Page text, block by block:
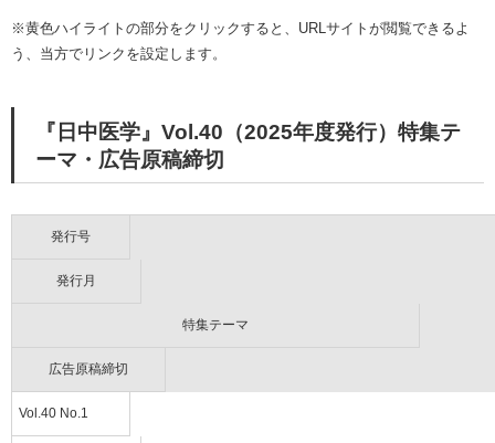
※黄色ハイライトの部分をクリックすると、URLサイトが閲覧できるよ
う、当方でリンクを設定します。
『日中医学』Vol.40（2025年度発行）特集テ
ーマ・広告原稿締切
発行号
発行月
特集テーマ
広告原稿締切
Vol.40 No.1